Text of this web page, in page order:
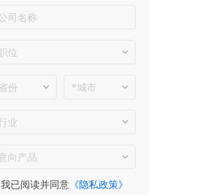
我已阅读并同意 《隐私政策》